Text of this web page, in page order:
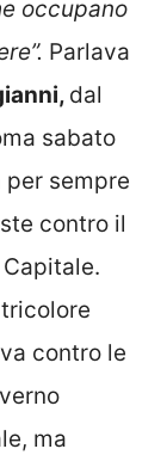
occupano
Parlava
dal
sabato
sempre
contro il
contro le
ma